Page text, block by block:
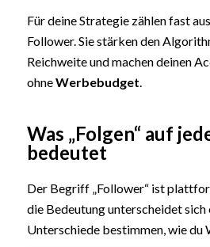
Für deine Strategie zählen fast
Follower. Sie stärken den
Reichweite und machen deinen
ohneWerbebudget.
Was „Folgen“ auf
bedeutet
Der Begriff „Follower“ ist
die Bedeutung unterscheidet sich
Unterschiede bestimmen, wie du